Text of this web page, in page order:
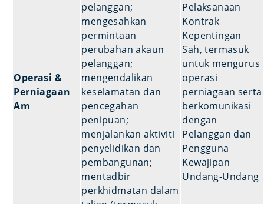
Operasi &
Perniagaan
Am
pelanggan;
mengesahkan
permintaan
perubahan akaun
pelanggan;
mengendalikan
keselamatan dan
pencegahan
penipuan;
menjalankan aktiviti
penyelidikan dan
pembangunan;
mentadbir
perkhidmatan dalam
Pelaksanaan
Kontrak
Kepentingan
Sah, termasuk
untuk mengurus
operasi
perniagaan serta
berkomunikasi
dengan
Pelanggan dan
Pengguna
Kewajipan
Undang-Undang